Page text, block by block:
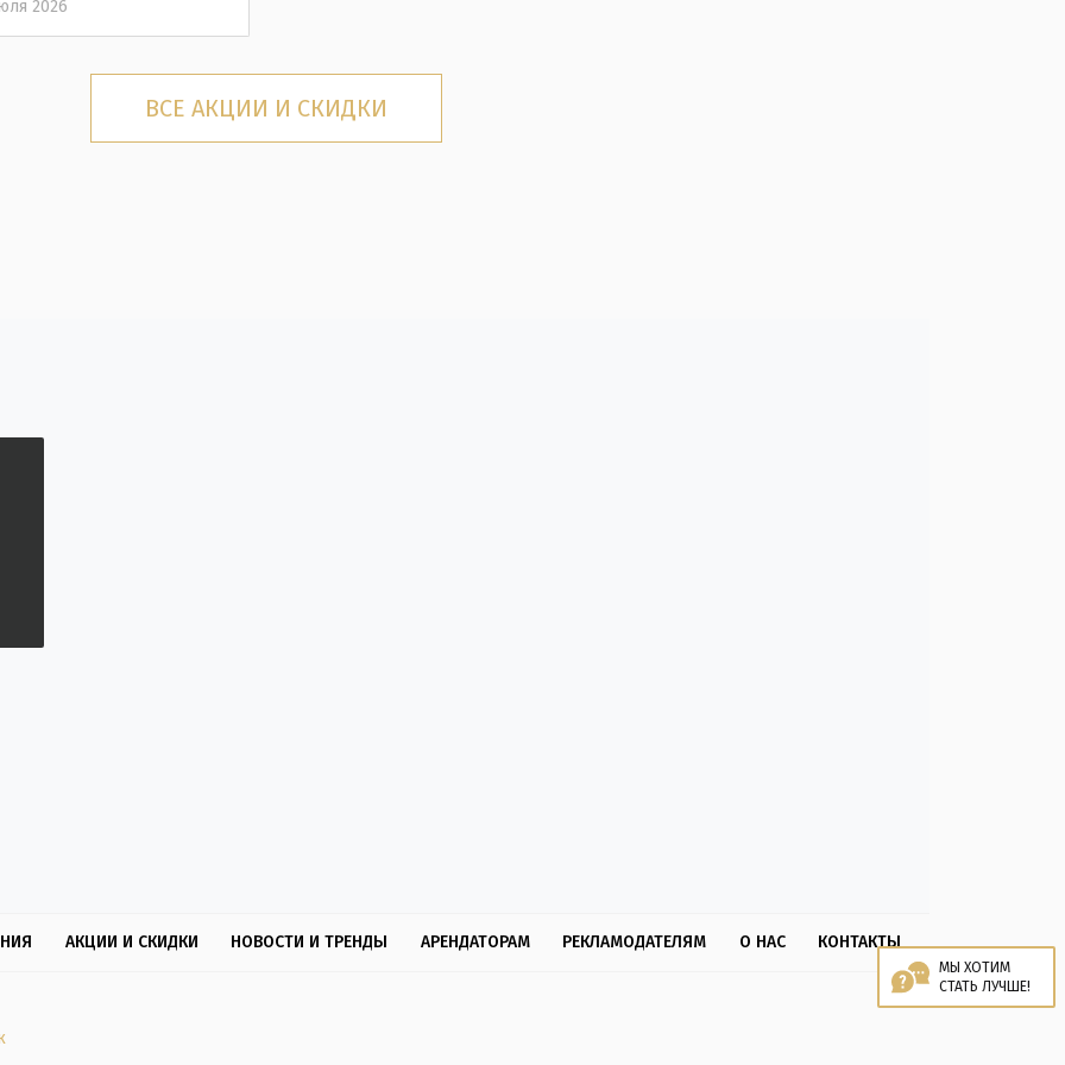
2026
ВСЕ АКЦИИ И СКИДКИ
АКЦИИ И СКИДКИ НОВОСТИ И ТРЕНДЫ АРЕНДАТОРАМ РЕКЛАМОДАТЕЛЯМ О НАС КОНТАКТЫ
МЫ ХОТИМ
СТАТЬ ЛУЧШЕ!